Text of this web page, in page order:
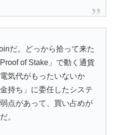
だ。どっから拾って来た
of Stake」で動く通貨
気代がもったいないか
持ち」に委任したシステ
点があって、買い占めが
。